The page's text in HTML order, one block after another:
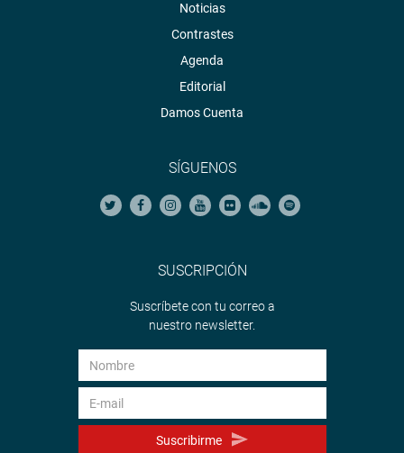
Noticias
Contrastes
Agenda
Editorial
Damos Cuenta
SÍGUENOS
SUSCRIPCIÓN
Suscríbete con tu correo a
nuestro newsletter.
Suscribirme